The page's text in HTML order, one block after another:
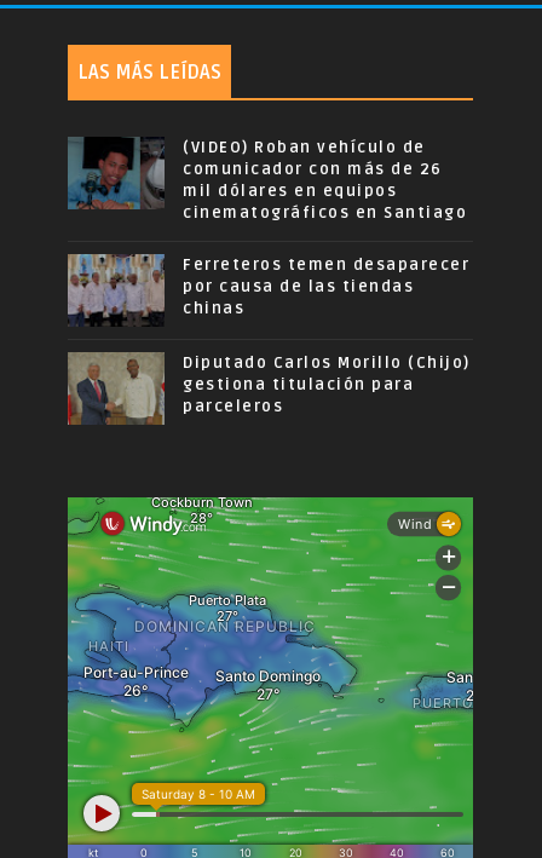
LAS MÁS LEÍDAS
(VIDEO) Roban vehículo de
comunicador con más de 26
mil dólares en equipos
cinematográficos en Santiago
Ferreteros temen desaparecer
por causa de las tiendas
chinas
Diputado Carlos Morillo (Chijo)
gestiona titulación para
parceleros